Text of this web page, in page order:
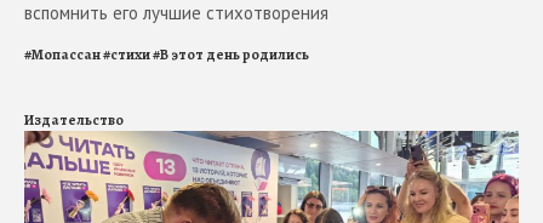
вспомнить его лучшие стихотворения
#Мопассан#стихи#В этот день родились
Издательство